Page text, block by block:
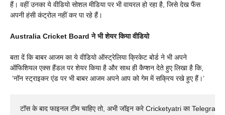
हैं। वहीं उनका ये वीडियो सोशल मीडिया पर भी वायरल हो रहा है, जिसे देख फैंस
अपनी हंसी कंट्रोल नहीं कर पा रहे हैं।
Australia Cricket Board ने भी शेयर किया वीडियो
बता दें कि बाबर आजम का ये वीडियो ऑस्ट्रेलिया क्रिकेट बोर्ड ने भी अपने
ऑफिशियल एक्स हैंडल पर शेयर किया है और साथ ही कैप्शन देते हुए लिखा है कि,
‘नॉन स्‍ट्राइकर एंड पर भी बाबर आजम अपने आप को गेम में सक्रिय रखे हुए हैं।’
टॉस के बाद फाइनल टीम चाहिए तो, अभी जॉइन करे Cricketyatri का